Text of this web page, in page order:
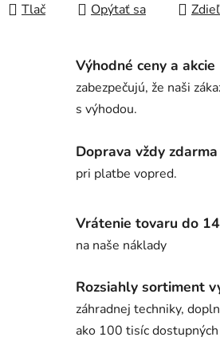
Tlač Opýtať sa
Výhodné ceny a akcie
zabezpečujú, že naši
s výhodou.
Doprava vždy zdarma
pri platbe vopred.
Vrátenie tovaru do
na naše náklady
Rozsiahly sortiment
záhradnej techniky,
ako 100 tisíc